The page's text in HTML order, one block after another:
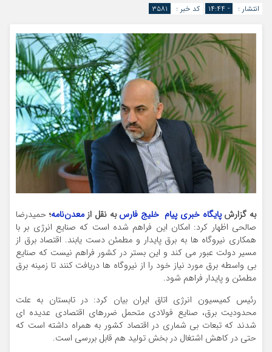
انتشار : - ۱۴:۴۴ کد خبر : ۳۵۸۱
به گزارشپایگاه خبری پیام خلیج فارسبه نقل ازمعدن‌نامه؛ حمیدرضا
صالحی اظهار کرد: امکان این فراهم شده است که صنایع انرژی بر با
همکاری نیروگاه ها به برق پایدار و مطمئن دست یابند. اقتصاد برق از
مسیر دولت عبور می کند و این بستر در کشور فراهم نیست که صنایع
بی واسطه برق مورد نیاز خود را از نیروگاه ها دریافت کنند تا زمینه برق
مطمئن و پایدار فراهم شود.
رئیس کمیسیون انرژی اتاق ایران بیان کرد: در تابستان به علت
محدودیت برق، صنایع فولادی متحمل ضررهای اقتصادی عدیده ای
شدند که تبعات بی شماری در اقتصاد کشور به همراه داشته است که
حتی در کاهش اشتغال در بخش تولید هم قابل بررسی است.